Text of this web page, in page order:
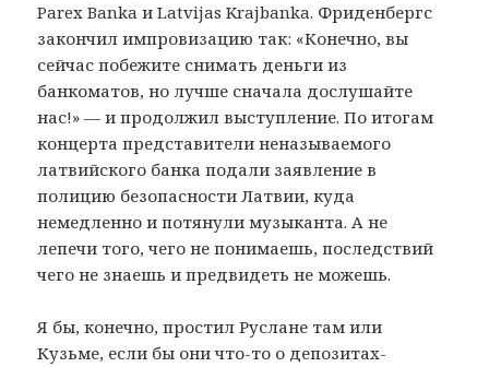
Parex Banka и Latvijas Krajbanka. Фриденбергс
закончил импровизацию так: «Конечно, вы
сейчас побежите снимать деньги из
банкоматов, но лучше сначала дослушайте
нас!» — и продолжил выступление. По итогам
концерта представители неназываемого
латвийского банка подали заявление в
полицию безопасности Латвии, куда
немедленно и потянули музыканта. А не
лепечи того, чего не понимаешь, последствий
чего не знаешь и предвидеть не можешь.
Я бы, конечно, простил Руслане там или
Кузьме, если бы они что-то о депозитах-